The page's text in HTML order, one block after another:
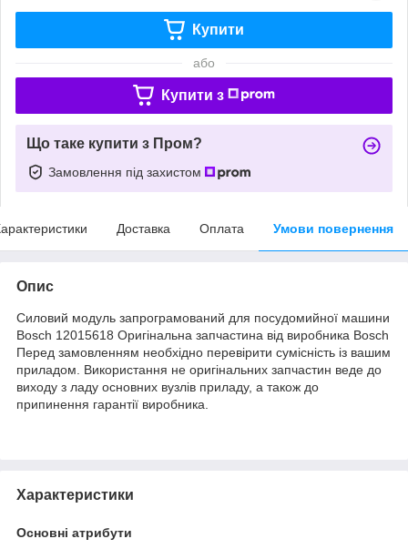
Купити
або
Купити з
Що таке купити з Пром?
Замовлення під захистом
Доставка Оплата Умови повернення
Опис
Силовий модуль запрограмований для посудомийної машини
Bosch 12015618 Оригінальна запчастина від виробника Bosch
Перед замовленням необхідно перевірити сумісність із вашим
приладом. Використання не оригінальних запчастин веде до
виходу з ладу основних вузлів приладу, а також до
припинення гарантії виробника.
Характеристики
Основні атрибути